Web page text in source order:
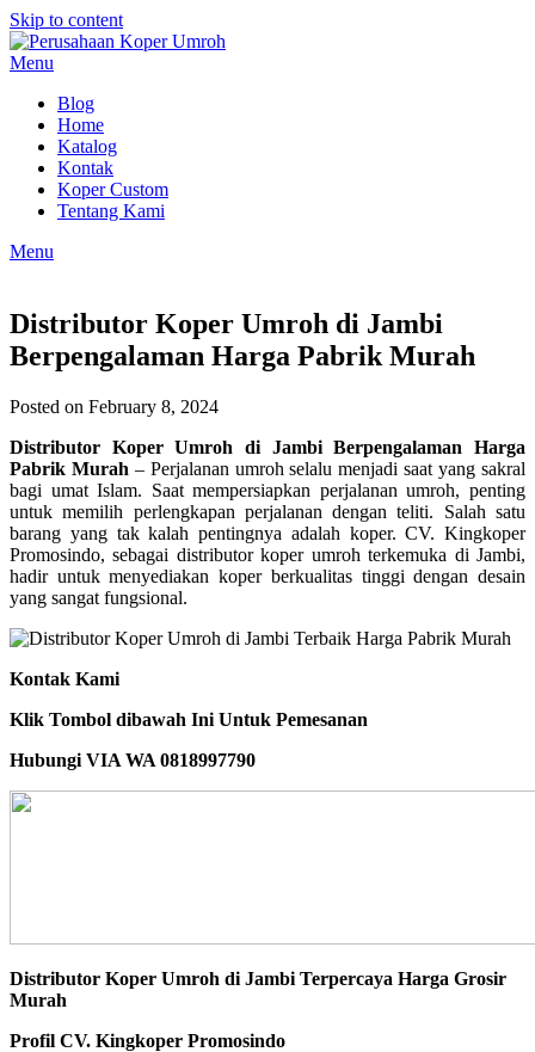
Skip to content
Menu
Blog
Home
Katalog
Kontak
Koper Custom
Tentang Kami
Menu
Distributor Koper Umroh di Jambi
Berpengalaman Harga Pabrik Murah
Posted on February 8, 2024
Distributor Koper Umroh di Jambi Berpengalaman Harga
Pabrik Murah – Perjalanan umroh selalu menjadi saat yang sakral
bagi umat Islam. Saat mempersiapkan perjalanan umroh, penting
untuk memilih perlengkapan perjalanan dengan teliti. Salah satu
barang yang tak kalah pentingnya adalah koper. CV. Kingkoper
Promosindo, sebagai distributor koper umroh terkemuka di Jambi,
hadir untuk menyediakan koper berkualitas tinggi dengan desain
yang sangat fungsional.
Kontak Kami
Klik Tombol dibawah Ini Untuk Pemesanan
Hubungi VIA WA 0818997790
Distributor Koper Umroh di Jambi Terpercaya Harga Grosir
Murah
Profil CV. Kingkoper Promosindo